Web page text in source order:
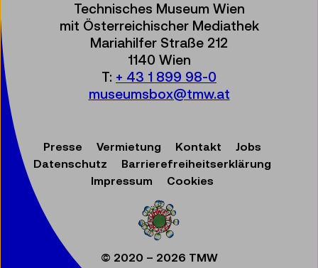
Technisches Museum Wien
mit Österreichischer Mediathek
Mariahilfer Straße 212
1140 Wien
T: + 43 1 899 98-0
museumsbox@tmw.at
Presse Vermietung Kontakt
Jobs
Datenschutz
Barrierefreiheitserklärung
Impressum
Cookies
© 2020 – 2026 TMW